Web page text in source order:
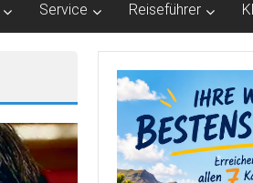
Service Reiseführer